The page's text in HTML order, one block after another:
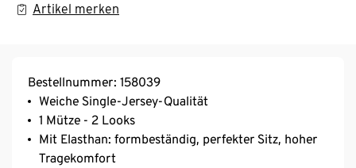
Artikel merken
Bestellnummer: 158039
Weiche Single-Jersey-Qualität
1 Mütze - 2 Looks
Mit Elasthan: formbeständig, perfekter Sitz, hoher
Tragekomfort